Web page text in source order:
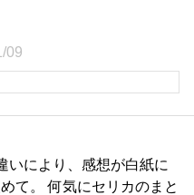
09
より、感想が白紙に
て。 何気にセリカのまと